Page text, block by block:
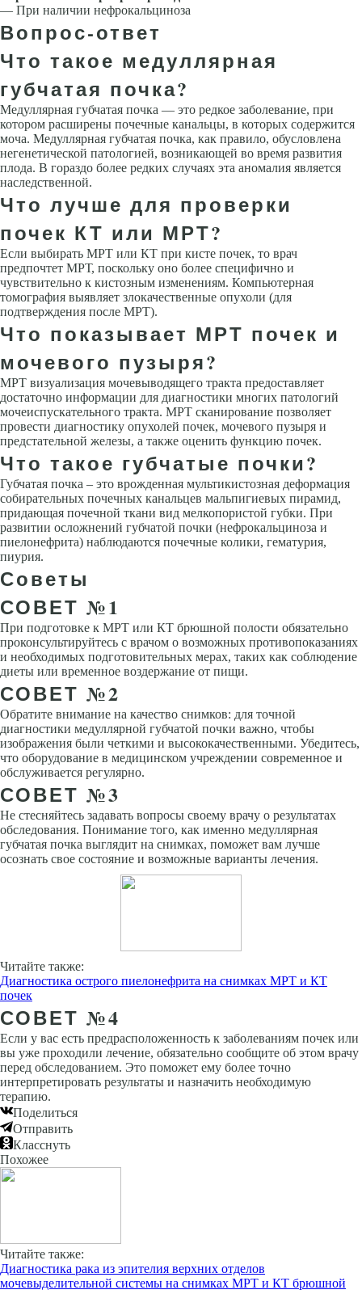
— При наличии нефрокальциноза
Вопрос-ответ
Что такое медуллярная
губчатая почка?
Медуллярная губчатая почка — это редкое заболевание, при
котором расширены почечные канальцы, в которых содержится
моча. Медуллярная губчатая почка, как правило, обусловлена
негенетической патологией, возникающей во время развития
плода. В гораздо более редких случаях эта аномалия является
наследственной.
Что лучше для проверки
почек КТ или МРТ?
Если выбирать МРТ или КТ при кисте почек, то врач
предпочтет МРТ, поскольку оно более специфично и
чувствительно к кистозным изменениям. Компьютерная
томография выявляет злокачественные опухоли (для
подтверждения после МРТ).
Что показывает МРТ почек и
мочевого пузыря?
МРТ визуализация мочевыводящего тракта предоставляет
достаточно информации для диагностики многих патологий
мочеиспускательного тракта. МРТ сканирование позволяет
провести диагностику опухолей почек, мочевого пузыря и
предстательной железы, а также оценить функцию почек.
Что такое губчатые почки?
Губчатая почка – это врожденная мультикистозная деформация
собирательных почечных канальцев мальпигиевых пирамид,
придающая почечной ткани вид мелкопористой губки. При
развитии осложнений губчатой почки (нефрокальциноза и
пиелонефрита) наблюдаются почечные колики, гематурия,
пиурия.
Советы
СОВЕТ №1
При подготовке к МРТ или КТ брюшной полости обязательно
проконсультируйтесь с врачом о возможных противопоказаниях
и необходимых подготовительных мерах, таких как соблюдение
диеты или временное воздержание от пищи.
СОВЕТ №2
Обратите внимание на качество снимков: для точной
диагностики медуллярной губчатой почки важно, чтобы
изображения были четкими и высококачественными. Убедитесь,
что оборудование в медицинском учреждении современное и
обслуживается регулярно.
СОВЕТ №3
Не стесняйтесь задавать вопросы своему врачу о результатах
обследования. Понимание того, как именно медуллярная
губчатая почка выглядит на снимках, поможет вам лучше
осознать свое состояние и возможные варианты лечения.
Читайте также:
Диагностика острого пиелонефрита на снимках МРТ и КТ
почек
СОВЕТ №4
Если у вас есть предрасположенность к заболеваниям почек или
вы уже проходили лечение, обязательно сообщите об этом врачу
перед обследованием. Это поможет ему более точно
интерпретировать результаты и назначить необходимую
терапию.
Поделиться
Отправить
Класснуть
Похожее
Читайте также:
Диагностика рака из эпителия верхних отделов
мочевыделительной системы на снимках МРТ и КТ брюшной